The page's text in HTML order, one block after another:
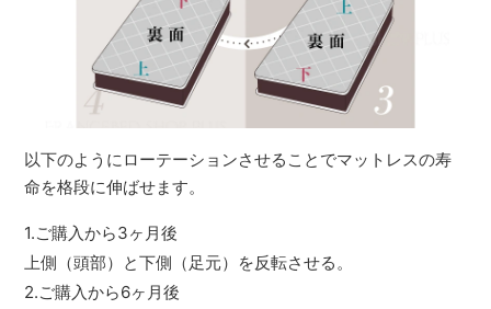
以下のようにローテーションさせることでマットレスの寿
命を格段に伸ばせます。
1.ご購入から3ヶ月後
上側（頭部）と下側（足元）を反転させる。
2.ご購入から6ヶ月後